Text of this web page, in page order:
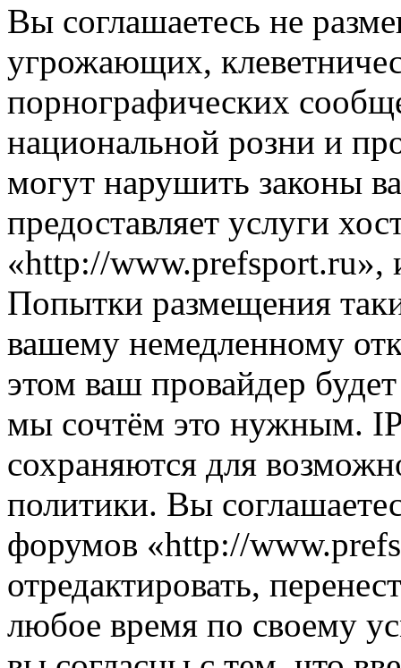
Вы соглашаетесь не
угрожающих,
порнографических
национальной розни и
могут нарушить законы
предоставляет услуги
«http://www.prefsport.ru»,
Попытки размещения
вашему немедленному
этом ваш провайдер
мы сочтём это нужным.
сохраняются для
политики. Вы
форумов «http://
отредактировать,
любое время по своему